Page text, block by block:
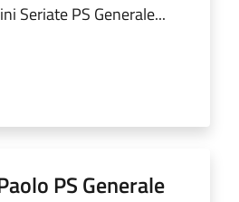
Seriate PS Generale...
PS Generale